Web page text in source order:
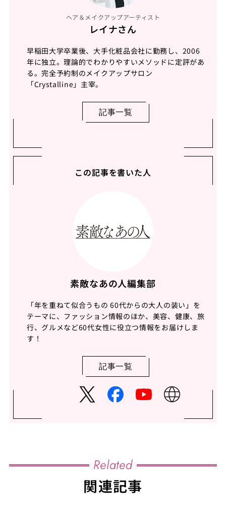
ヘア＆メイクアップアーティスト
レイナさん
早稲田大学卒業後、大手化粧品会社に勤務し、2006
年に独立。理論的でわかりやすいメソッドに定評があ
る。完全予約制のメイクアップサロン
「Crystalline」主宰。
記事一覧
この記事を書いた人
素敵なあの人編集部
「年を重ねて似合うもの 60代からの大人の装い」を
テーマに、ファッション情報のほか、美容、健康、旅
行、グルメなど60代女性に役立つ情報をお届けしま
す！
記事一覧
Related
関連記事